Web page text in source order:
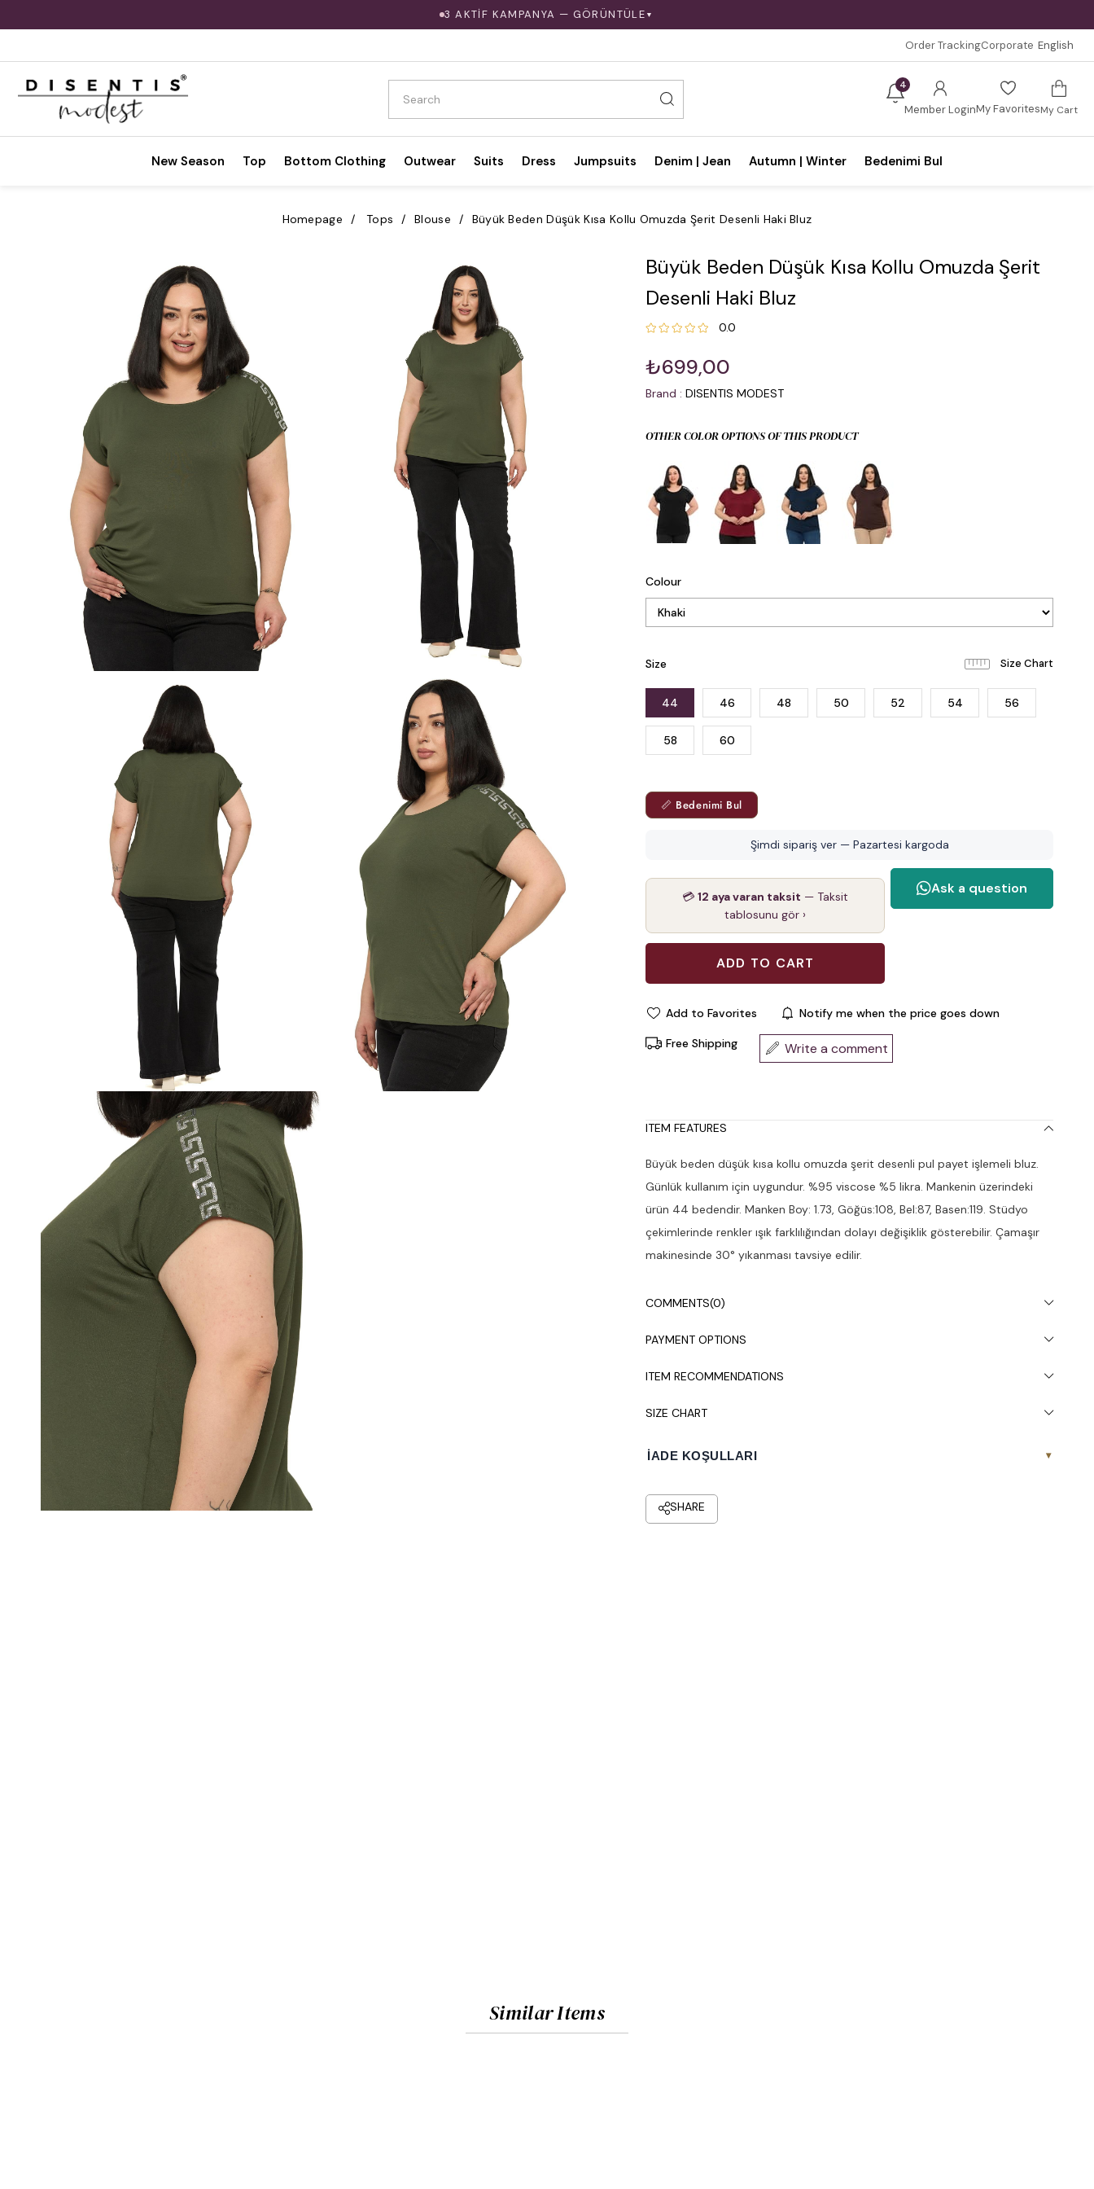
3 AKTİF KAMPANYA — GÖRÜNTÜLE ▼
Order TrackingCorporate English
4
Member LoginMy FavoritesMy Cart
New Season Top Bottom Clothing Outwear Suits Dress Jumpsuits Denim | Jean Autumn | Winter Bedenimi Bul
Homepage Tops Blouse Büyük Beden Düşük Kısa Kollu Omuzda Şerit Desenli Haki Bluz
Büyük Beden Düşük Kısa Kollu Omuzda Şerit
Desenli Haki Bluz
0.0
₺699,00
Brand : DISENTIS MODEST
OTHER COLOR OPTIONS OF THIS PRODUCT
Colour
Size
44 46 48 50 52 54 56
58 60
📏 Bedenimi Bul
Şimdi sipariş ver — Pazartesi kargoda
💳12 aya varan taksit — Taksit
tablosunu gör ›
Add to Favorites Notify me when the price goes down
Free Shipping Write a comment
ITEM FEATURES
Büyük beden düşük kısa kollu omuzda şerit desenli pul payet işlemeli bluz.
Günlük kullanım için uygundur. %95 viscose %5 likra. Mankenin üzerindeki
ürün 44 bedendir. Manken Boy: 1.73, Göğüs:108, Bel:87, Basen:119. Stüdyo
çekimlerinde renkler ışık farklılığından dolayı değişiklik gösterebilir. Çamaşır
makinesinde 30° yıkanması tavsiye edilir.
COMMENTS(0)
PAYMENT OPTIONS
ITEM RECOMMENDATIONS
SIZE CHART
İADE KOŞULLARI ▾
Similar Items